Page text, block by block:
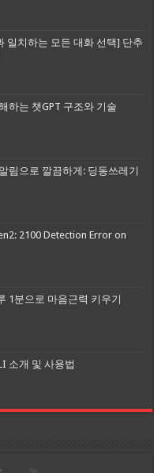
일치하는 모든 대화 선택] 단추
하는 챗GPT 구조와 기술
림으로 깔끔하게: 딩동쓰레기
2100 Detection Error on
1분으로 마음근력 키우기
소개 및 사용법